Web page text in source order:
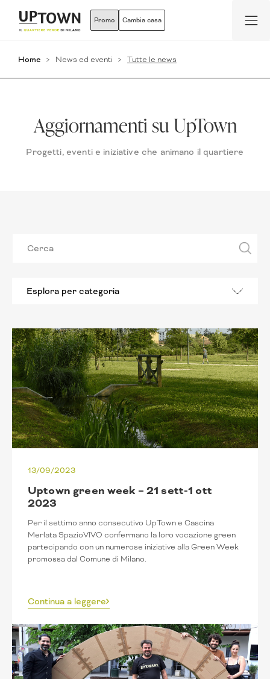
Promo Cambia casa
Home News ed eventi Tutte le news
Aggiornamenti su UpTown
Progetti, eventi e iniziative che animano il quartiere
Esplora per categoria
13/09/2023
Uptown green week – 21 sett-1 ott
2023
Per il settimo anno consecutivo UpTown e Cascina
Merlata SpazioVIVO confermano la loro vocazione green
partecipando con un numerose iniziative alla Green Week
promossa dal Comune di Milano.
Continua a leggere